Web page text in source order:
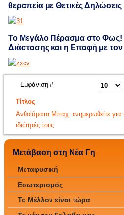
θεραπεία με Θετικές Δηλώσεις
Το Μεγάλο Πέρασμα στο Φως!
Διάστασης και η Επαφή με
Εμφάνιση #
Τίτλος
Ανθοϊάματα Μπαχ: ενημερωθείτε για
ιδιότητές τους
Μετάβαση στη Νέα Γη
Μεταφυσική
Εσωτερισμός
Το Μέλλον είναι τώρα